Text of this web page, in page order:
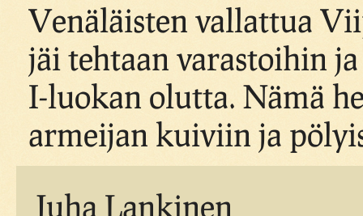
Venäläisten vallattua
jäi tehtaan varastoihin
I-luokan olutta. Nämä
armeijan kuiviin ja
Juha Lankinen